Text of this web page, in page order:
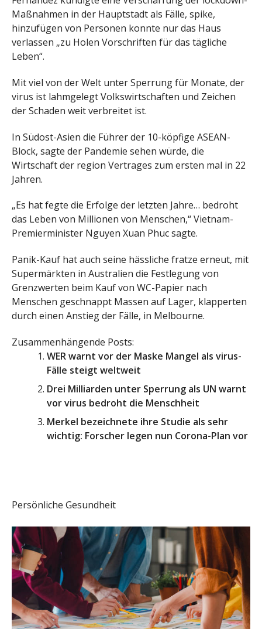
Maßnahmen in der Hauptstadt als Fälle, spike,
hinzufügen von Personen konnte nur das Haus
verlassen „zu Holen Vorschriften für das tägliche
Leben“.
Mit viel von der Welt unter Sperrung für Monate, der
virus ist lahmgelegt Volkswirtschaften und Zeichen
der Schaden weit verbreitet ist.
In Südost-Asien die Führer der 10-köpfige ASEAN-
Block, sagte der Pandemie sehen würde, die
Wirtschaft der region Vertrages zum ersten mal in 22
Jahren.
„Es hat fegte die Erfolge der letzten Jahre… bedroht
das Leben von Millionen von Menschen,“ Vietnam-
Premierminister Nguyen Xuan Phuc sagte.
Panik-Kauf hat auch seine hässliche fratze erneut, mit
Supermärkten in Australien die Festlegung von
Grenzwerten beim Kauf von WC-Papier nach
Menschen geschnappt Massen auf Lager, klapperten
durch einen Anstieg der Fälle, in Melbourne.
Zusammenhängende Posts:
WER warnt vor der Maske Mangel als virus-
Fälle steigt weltweit
Drei Milliarden unter Sperrung als UN warnt
vor virus bedroht die Menschheit
Merkel bezeichnete ihre Studie als sehr
wichtig: Forscher legen nun Corona-Plan vor
Persönliche Gesundheit